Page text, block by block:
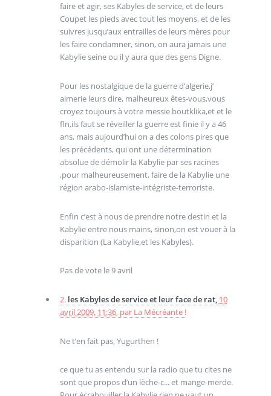
faire et agir, ses Kabyles de service, et de leurs
Coupet les pieds avec tout les moyens, et de les
suivres jusqu’aux entrailles de leurs mères pour
les faire condamner, sinon, on aura jamais une
Kabylie seine ou il y aura que des gens Digne.
Pour les nostalgique de la guerre d’algerie,j’
aimerie leurs dire, malheureux êtes-vous,vous
croyez toujours à votre messie boutklika,et et le
fln,ils faut se réveiller la guerre est finie il y a 46
ans, mais aujourd’hui on a des colons pires que
les précédents, qui ont une détermination
absolue de démolir la Kabylie par ses racines
,pour malheureusement, faire de la Kabylie une
région arabo-islamiste-intégriste-terroriste.
Enfin c’est à nous de prendre notre destin et la
Kabylie entre nous mains, sinon,on est vouer à la
disparition (La Kabylie,et les Kabyles).
Pas de vote le 9 avril
2. les Kabyles de service et leur face de rat, 10
avril 2009, 11:36, par La Mécréante !
Ne t’en fait pas, Yugurthen !
ce que tu as entendu sur la radio que tu cites ne
sont que propos d’un lèche-c... et mange-merde.